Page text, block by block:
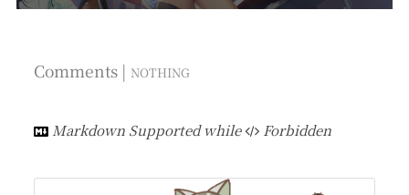
Comments |NOTHING
Markdown Supported while Forbidden